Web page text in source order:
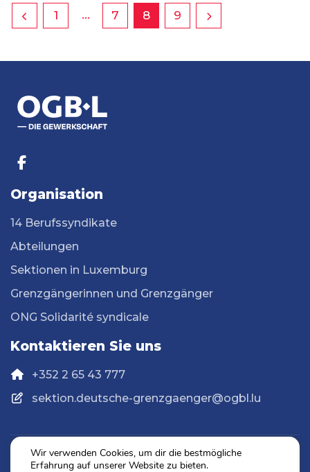
1 … 7 8 9
Organisation
14 Berufssyndikate
Abteilungen
Sektionen in Luxemburg
Grenzgängerinnen und Grenzgänger
ONG Solidarité syndicale
Kontaktieren Sie uns
+352 2 65 43 777
sektion.deutsche-grenzgaenger@ogbl.lu
Datenschutz
Wir verwenden Cookies, um dir die bestmögliche
Erfahrung auf unserer Website zu bieten.